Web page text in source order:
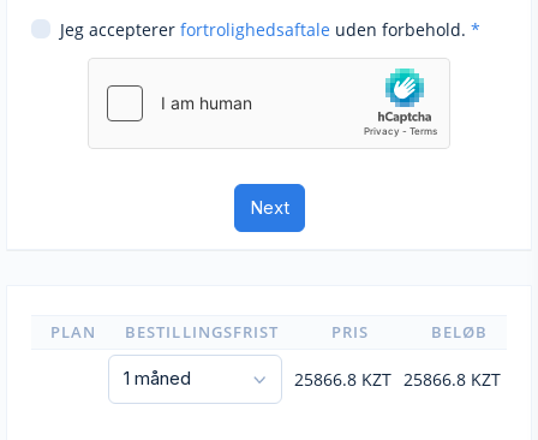
Jeg accepterer fortrolighedsaftale uden forbehold. *
PLAN BESTILLINGSFRIST PRIS BELØB
25866.8 KZT 25866.8 KZT